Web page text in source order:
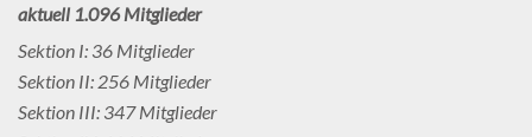
aktuell 1.096 Mitglieder
Sektion I: 36 Mitglieder
Sektion II: 256 Mitglieder
Sektion III: 347 Mitglieder